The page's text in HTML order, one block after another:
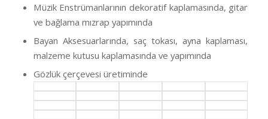
Müzik Enstrümanlarının dekoratif kaplamasında, gitar
ve bağlama mızrap yapımında
Bayan Aksesuarlarında, saç tokası, ayna kaplaması,
malzeme kutusu kaplamasında ve yapımında
Gözlük çerçevesi üretiminde